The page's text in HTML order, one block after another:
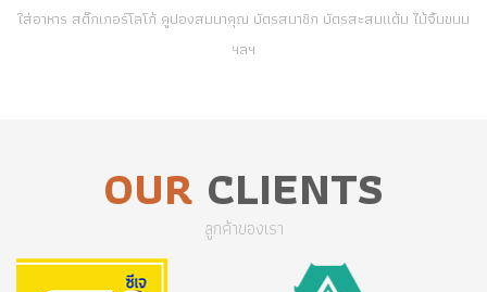
ใส่อาหาร สติ๊กเกอร์โลโก้ คูปองสมนาคุณ บัตรสมาชิก บัตรสะสมแต้ม ไม้จิ้มขนม
ฯลฯ
OUR CLIENTS
ลูกค้าของเรา